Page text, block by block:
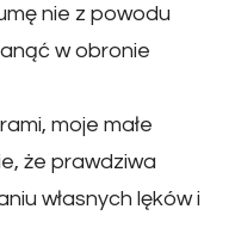
nie z powodu
w obronie
moje małe
że prawdziwa
własnych lęków i